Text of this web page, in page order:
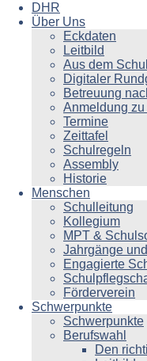
DHR
Über Uns
Eckdaten
Leitbild
Aus dem
Digitaler
Betreuung
Anmeldung
Termine
Zeittafel
Schulregeln
Assembly
Historie
Menschen
Schulleitung
Kollegium
MPT &
Jahrgänge
Engagierte
Förderverein
Schwerpunkte
Schwerpunkte
Berufswahl
Den